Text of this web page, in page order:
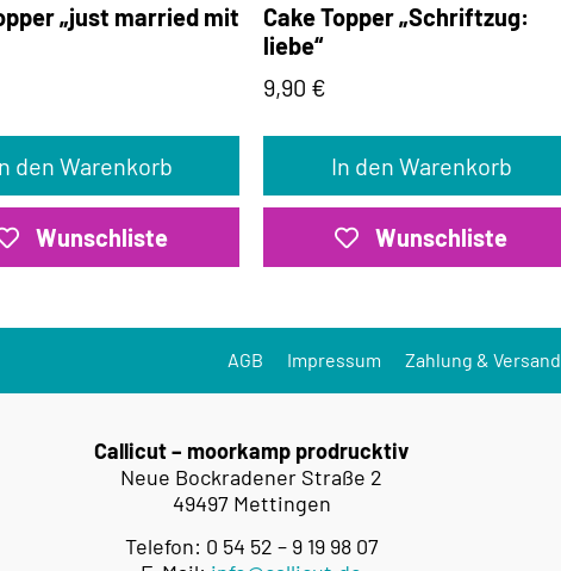
„just married mit
den Warenkorb
Wunschliste
Cake Topper „Schriftzug:
liebe“
9,90 €
In den Warenkorb
Wunschliste
AGB Impressum Zahlung & Versand
Callicut – moorkamp prodrucktiv
Neue Bockradener Straße 2
49497 Mettingen
Telefon: 0 54 52 – 9 19 98 07